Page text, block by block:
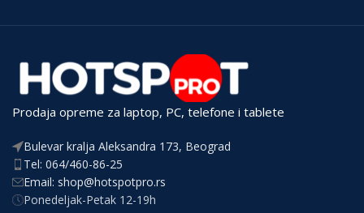
Prodaja opreme za laptop, PC, telefone i tablete
Bulevar kralja Aleksandra 173, Beograd
Tel: 064/460-86-25
Email: shop@hotspotpro.rs
Ponedeljak-Petak 12-19h